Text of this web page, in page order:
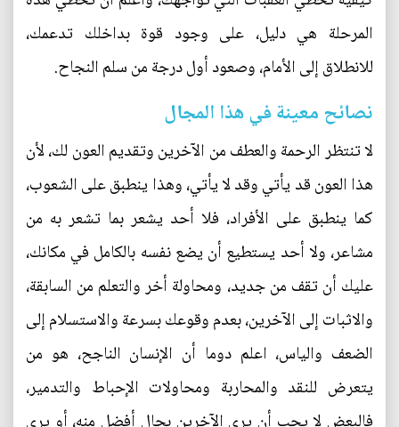
المرحلة هي دليل، على وجود قوة بداخلك تدعمك،
للانطلاق إلى الأمام، وصعود أول درجة من سلم النجاح.
نصائح معينة في هذا المجال
لا تنتظر الرحمة والعطف من الآخرين وتقديم العون لك، لأن
هذا العون قد يأتي وقد لا يأتي، وهذا ينطبق على الشعوب،
كما ينطبق على الأفراد، فلا أحد يشعر بما تشعر به من
مشاعر، ولا أحد يستطيع أن يضع نفسه بالكامل في مكانك،
عليك أن تقف من جديد، ومحاولة أخر والتعلم من السابقة،
والاثبات إلى الآخرين، بعدم وقوعك بسرعة والاستسلام إلى
الضعف والياس، اعلم دوما أن الإنسان الناجح، هو من
يتعرض للنقد والمحاربة ومحاولات الإحباط والتدمير،